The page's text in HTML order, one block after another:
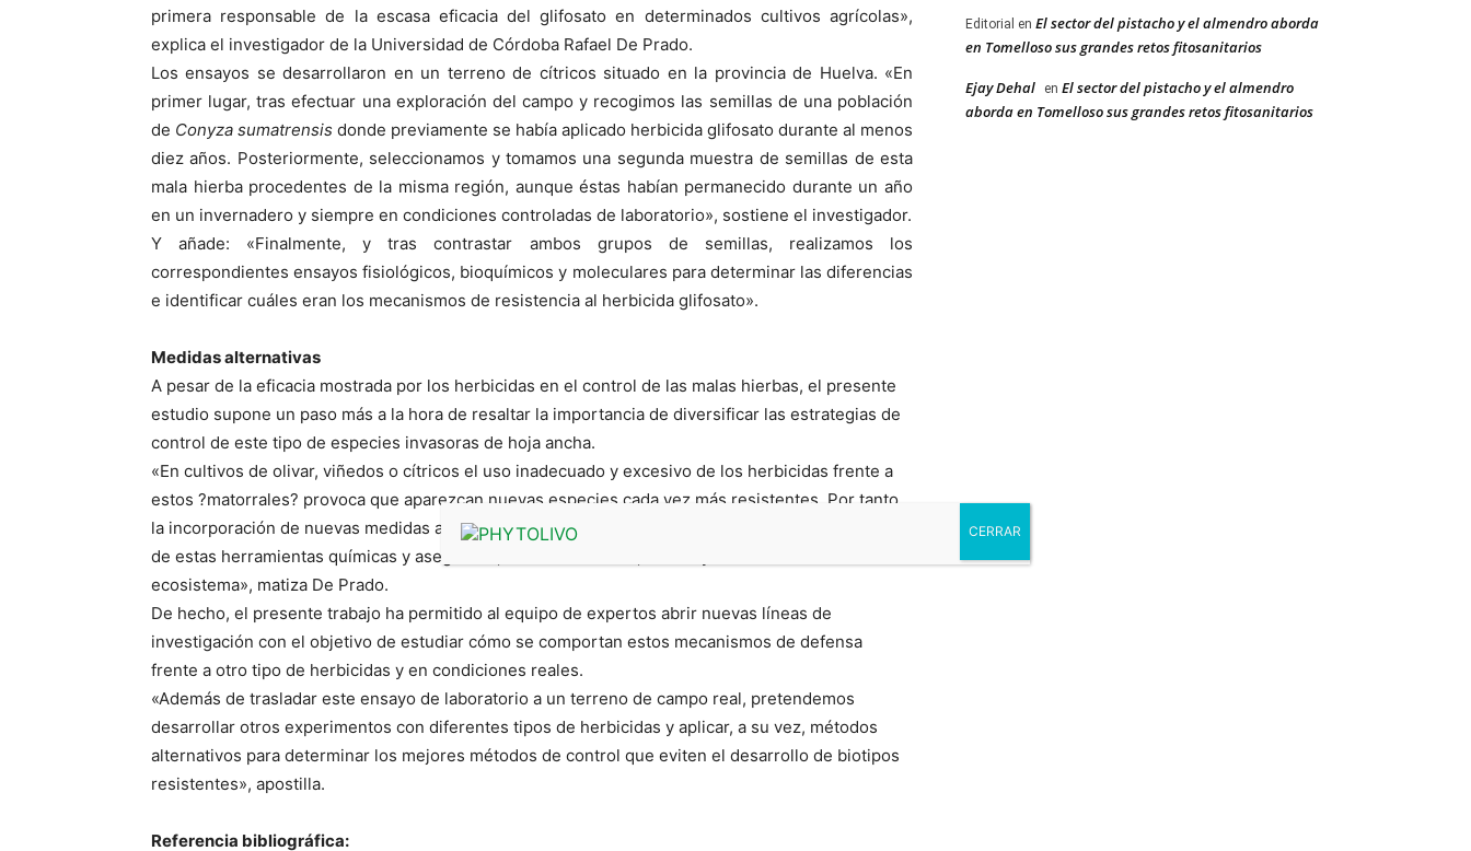
primera responsable de la escasa eficacia del glifosato en determinados cultivos agrícolas»,
explica el investigador de la Universidad de Córdoba Rafael De Prado.
Los ensayos se desarrollaron en un terreno de cítricos situado en la provincia de Huelva. «En
primer lugar, tras efectuar una exploración del campo y recogimos las semillas de una población
de Conyza sumatrensis donde previamente se había aplicado herbicida glifosato durante al menos
diez años. Posteriormente, seleccionamos y tomamos una segunda muestra de semillas de esta
mala hierba procedentes de la misma región, aunque éstas habían permanecido durante un año
en un invernadero y siempre en condiciones controladas de laboratorio», sostiene el investigador.
Y añade: «Finalmente, y tras contrastar ambos grupos de semillas, realizamos los
correspondientes ensayos fisiológicos, bioquímicos y moleculares para determinar las diferencias
e identificar cuáles eran los mecanismos de resistencia al herbicida glifosato».
Medidas alternativas
A pesar de la eficacia mostrada por los herbicidas en el control de las malas hierbas, el presente
estudio supone un paso más a la hora de resaltar la importancia de diversificar las estrategias de
control de este tipo de especies invasoras de hoja ancha.
«En cultivos de olivar, viñedos o cítricos el uso inadecuado y excesivo de los herbicidas frente a
estos ?matorrales? provoca que aparezcan nuevas especies cada vez más resistentes. Por tanto,
la incorporación de nuevas medidas alternativas contribuiría a evitar una dependencia exclusiva
de estas herramientas químicas y aseguraría, en consecuencia, una mayor diversidad del
ecosistema», matiza De Prado.
De hecho, el presente trabajo ha permitido al equipo de expertos abrir nuevas líneas de
investigación con el objetivo de estudiar cómo se comportan estos mecanismos de defensa
frente a otro tipo de herbicidas y en condiciones reales.
«Además de trasladar este ensayo de laboratorio a un terreno de campo real, pretendemos
desarrollar otros experimentos con diferentes tipos de herbicidas y aplicar, a su vez, métodos
alternativos para determinar los mejores métodos de control que eviten el desarrollo de biotipos
resistentes», apostilla.
Referencia bibliográfica:
Editorial en El sector del pistacho y el almendro aborda
en Tomelloso sus grandes retos fitosanitarios
Ejay Dehal en El sector del pistacho y el almendro
aborda en Tomelloso sus grandes retos fitosanitarios